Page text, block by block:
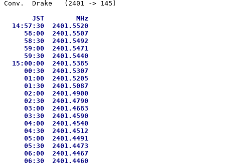
       JST        MHz
  14:57:30  2401.5520
     58:00  2401.5507
     58:30  2401.5492
     59:00  2401.5471
     59:30  2401.5440
  15:00:00  2401.5385
     00:30  2401.5307
     01:00  2401.5205
     01:30  2401.5087
     02:00  2401.4900
     02:30  2401.4790
     03:00  2401.4683
     03:30  2401.4590
     04:00  2401.4540
     04:30  2401.4512
     05:00  2401.4491
     05:30  2401.4473
     06:00  2401.4467
     06:30  2401.4460